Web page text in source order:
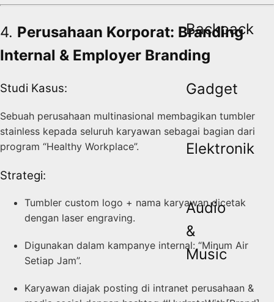
Backpack
Gadget
Elektronik
Audio
&
Music
4. Perusahaan Korporat: Branding
Internal & Employer Branding
Studi Kasus:
Sebuah perusahaan multinasional membagikan tumbler
stainless kepada seluruh karyawan sebagai bagian dari
program “Healthy Workplace”.
Strategi:
Tumbler custom logo + nama karyawan dicetak
dengan laser engraving.
Digunakan dalam kampanye internal: “Minum Air
Setiap Jam”.
Karyawan diajak posting di intranet perusahaan &